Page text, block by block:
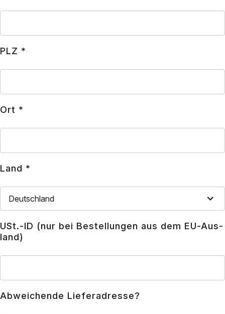
PLZ *
Ort *
Land *
USt.-ID (nur bei Bestel­lun­gen aus dem EU-Aus­
land)
Abwei­chen­de Lie­fer­adres­se?